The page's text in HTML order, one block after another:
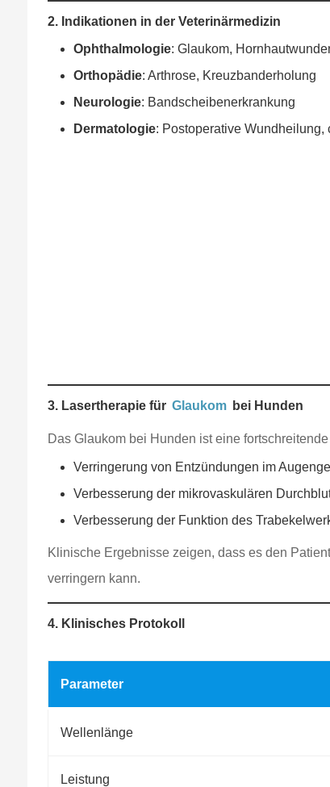
2. Indikationen in der Veterinärmedizin
Ophthalmologie: Glaukom,
Orthopädie: Arthrose, Kreuzbanderholung
Neurologie: Bandscheibenerkrankung
Dermatologie: Postoperative Wundheilung,
3. Lasertherapie für Glaukom bei Hunden
Das Glaukom bei Hunden ist eine
Verringerung von Entzündungen im
Verbesserung der mikrovaskulären
Verbesserung der Funktion des
Klinische Ergebnisse zeigen, dass es den
verringern kann.
4. Klinisches Protokoll
Parameter
Wellenlänge
Leistung